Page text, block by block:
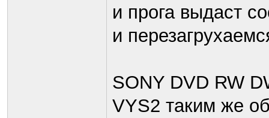
и прога выдаст
и
SONY DVD RW
VYS2 таким же